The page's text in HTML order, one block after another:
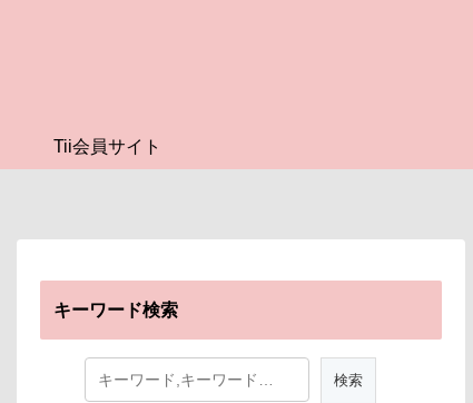
Tii会員サイト
キーワード検索